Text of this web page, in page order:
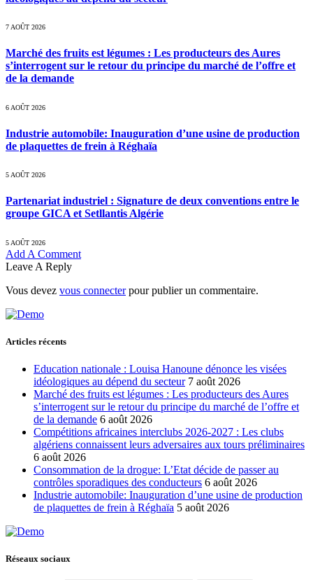
7 AOÛT 2026
Marché des fruits est légumes : Les producteurs des Aures
s’interrogent sur le retour du principe du marché de l’offre et
de la demande
6 AOÛT 2026
Industrie automobile: Inauguration d’une usine de production
de plaquettes de frein à Réghaïa
5 AOÛT 2026
Partenariat industriel : Signature de deux conventions entre le
groupe GICA et Setllantis Algérie
5 AOÛT 2026
Add A Comment
Leave A Reply
Vous devez vous connecterpour publier un commentaire.
Articles récents
Education nationale : Louisa Hanoune dénonce les visées
idéologiques au dépend du secteur 7 août 2026
Marché des fruits est légumes : Les producteurs des Aures
s’interrogent sur le retour du principe du marché de l’offre et
de la demande 6 août 2026
Compétitions africaines interclubs 2026-2027 : Les clubs
algériens connaissent leurs adversaires aux tours préliminaires
6 août 2026
Consommation de la drogue: L’Etat décide de passer au
contrôles sporadiques des conducteurs 6 août 2026
Industrie automobile: Inauguration d’une usine de production
de plaquettes de frein à Réghaïa 5 août 2026
Réseaux sociaux